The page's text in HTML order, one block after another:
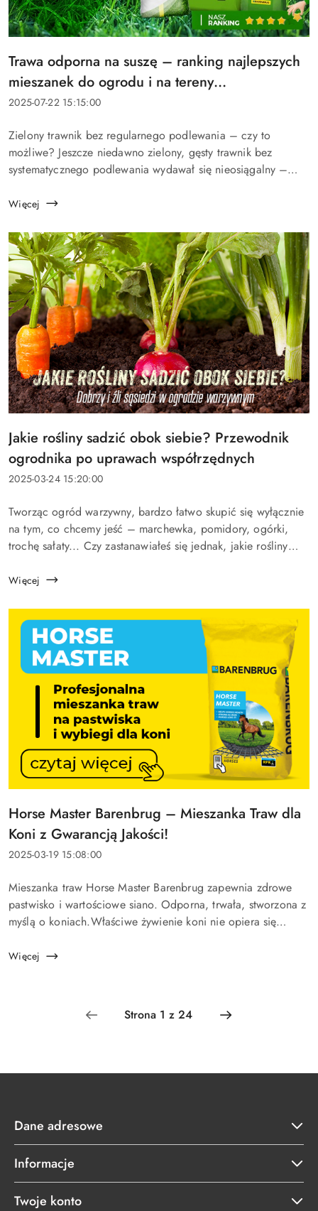
Tytuł
artykułu:
Trawa odporna na suszę – ranking najlepszych
mieszanek do ogrodu i na tereny
nasłonecznione
Data
2025-07-22 15:15:00
Treść
artykułu:
Zielony trawnik bez regularnego podlewania – czy to
możliwe? Jeszcze niedawno zielony, gęsty trawnik bez
systematycznego podlewania wydawał się nieosiągalny –
wody zdarzają się c...
Więcej
Tytuł
artykułu:
Jakie rośliny sadzić obok siebie? Przewodnik
ogrodnika po uprawach współrzędnych
Data
2025-03-24 15:20:00
Treść
artykułu:
Tworząc ogród warzywny, bardzo łatwo skupić się wyłącznie
na tym, co chcemy jeść – marchewka, pomidory, ogórki,
trochę sałaty... Czy zastanawiałeś się jednak, jakie rośliny
Więcej
Tytuł
artykułu:
Horse Master Barenbrug – Mieszanka Traw dla
Koni z Gwarancją Jakości!
Data
2025-03-19 15:08:00
Treść
artykułu:
Mieszanka traw Horse Master Barenbrug zapewnia zdrowe
pastwisko i wartościowe siano. Odporna, trwała, stworzona z
myślą o koniach.Właściwe żywienie koni nie opiera się
mieszanka traw dla koni to podstaw...
Więcej
Dane adresowe
Informacje
Twoje konto